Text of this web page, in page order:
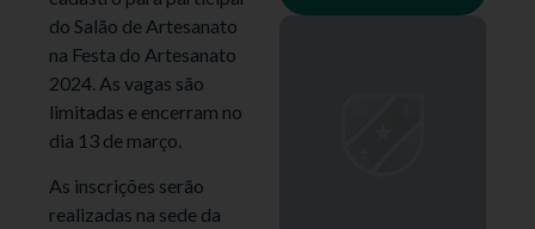
do Salão de Artesanato
na Festa do Artesanato
2024. As vagas são
limitadas e encerram no
dia 13 de março.
As inscrições serão
realizadas na sede da